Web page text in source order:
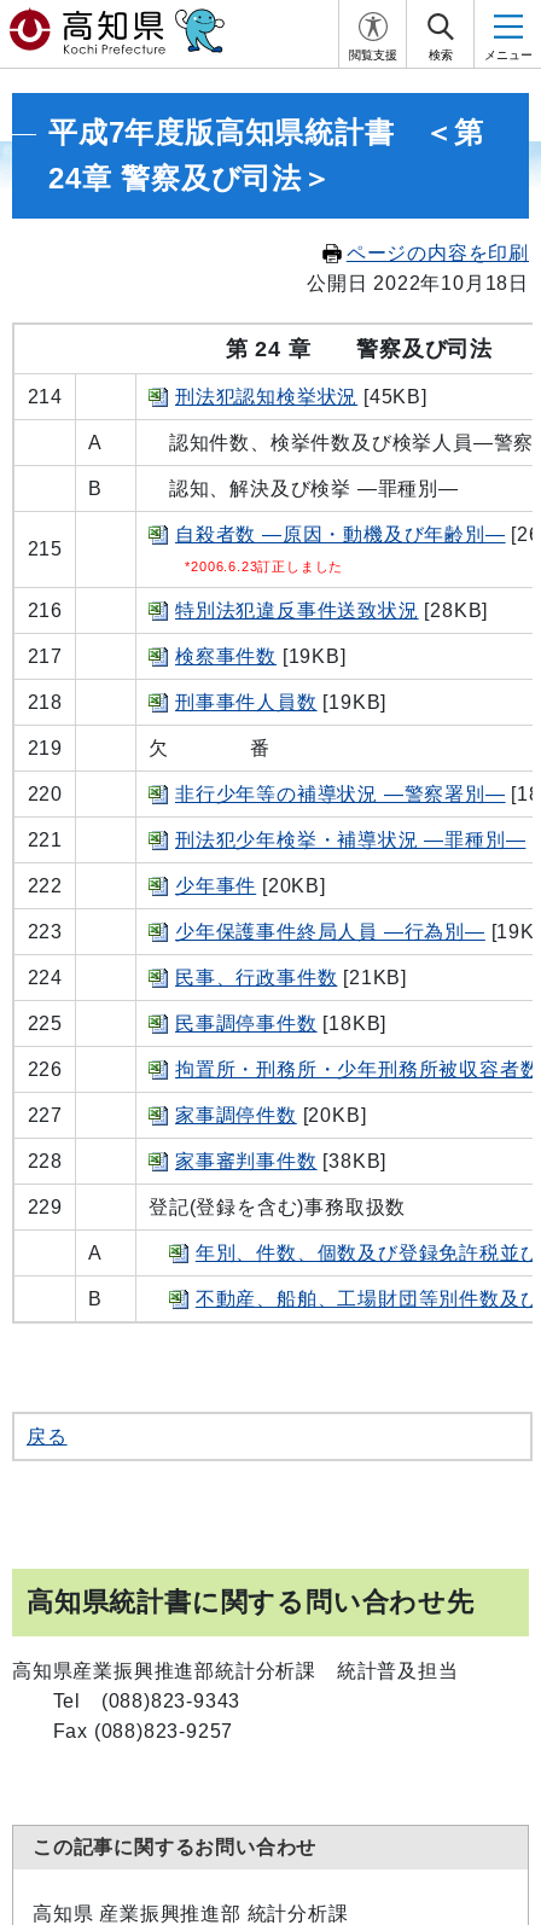
閲覧支援 検索 メニュー
平成7年度版高知県統計書 ＜第
24章 警察及び司法＞
ページの内容を印刷
公開日 2022年10月18日
第 24 章 警察及び司法
214 刑法犯認知検挙状況 [45KB]
A 認知件数、検挙件数及び検挙人員―警
B 認知、解決及び検挙 ―罪種別―
215
自殺者数 ―原因・動機及び年齢別―
*2006.6.23訂正しました
216 特別法犯違反事件送致状況 [28KB]
217 検察事件数 [19KB]
218 刑事事件人員数 [19KB]
219 欠 番
220 非行少年等の補導状況 ―警察署別―
221 刑法犯少年検挙・補導状況 ―罪種別―
222 少年事件 [20KB]
223 少年保護事件終局人員 ―行為別―
224 民事、行政事件数 [21KB]
225 民事調停事件数 [18KB]
226 拘置所・刑務所・少年刑務所被収容者数
227 家事調停件数 [20KB]
228 家事審判事件数 [38KB]
229 登記(登録を含む)事務取扱数
A 年別、件数、個数及び登録免許税並
B 不動産、船舶、工場財団等別件数及
戻る
高知県統計書に関する問い合わせ先
高知県産業振興推進部統計分析課 統計普及担当
Tel (088)823-9343
Fax (088)823-9257
この記事に関するお問い合わせ
高知県 産業振興推進部 統計分析課